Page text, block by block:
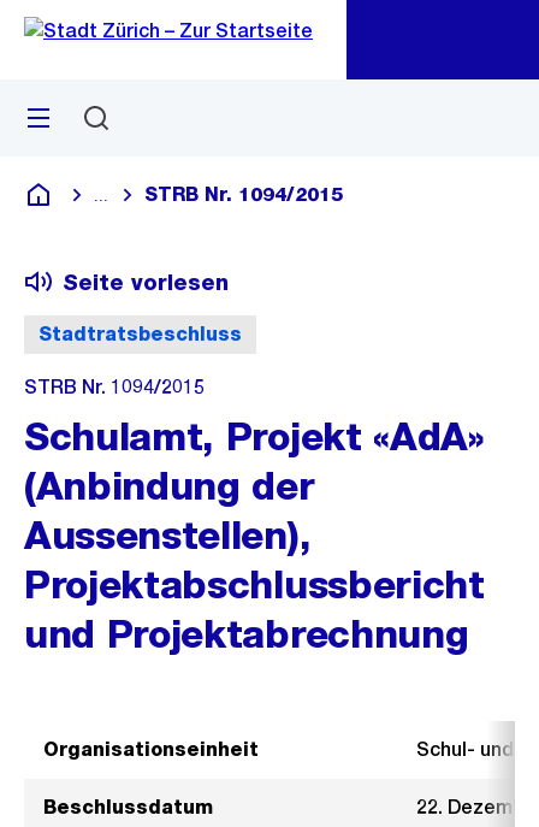
Navigation
Sprunglink
Menü
Deutsch
Blende alle Breadcrumbs ein
STRB Nr. 1094/2015
Stadtratsbeschluss
Seite vorlesen
STRB Nr. 1094/2015
Schulamt, Projekt «AdA»
(Anbindung der
Aussenstellen),
Projektabschlussbericht
und Projektabrechnung
Organisationseinheit Schul- und
Beschlussdatum 22.